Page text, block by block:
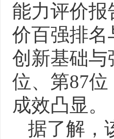
能力评价报
价百强排名
创新基础与
位、第87
成效凸显。
据了解，